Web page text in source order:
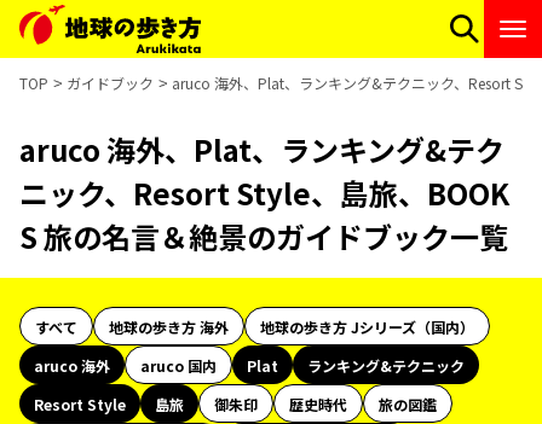
TOP ガイドブック aruco 海外、Plat、ランキング&テクニック、Resort
aruco 海外、Plat、ランキング&テク
ニック、Resort Style、島旅、BOOK
S 旅の名言＆絶景のガイドブック一覧
すべて 地球の歩き方 海外
地球の歩き方 Jシリーズ（国内）
aruco 海外
aruco 国内 Plat
ランキング&テクニック
Resort Style
島旅 御朱印 歴史時代
旅の図鑑